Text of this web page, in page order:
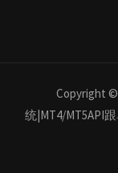
Copyright
统|MT4/MT5API